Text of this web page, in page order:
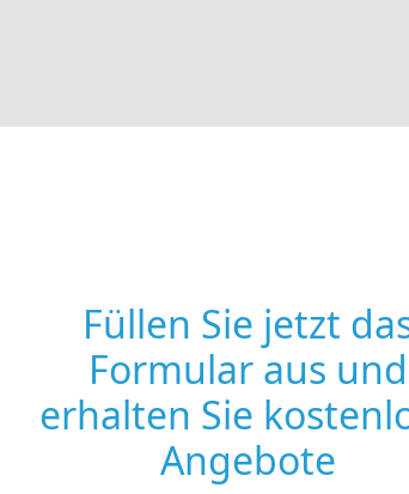
Füllen Sie jetzt
Formular aus und
erhalten Sie
Angebote